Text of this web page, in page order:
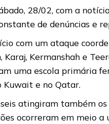
28/02, com a
de denúncias e
com um ataque
Karaj, Kermanshah e
uma escola primária
Kuwait e no Qatar.
atingiram também os
ocorreram em meio